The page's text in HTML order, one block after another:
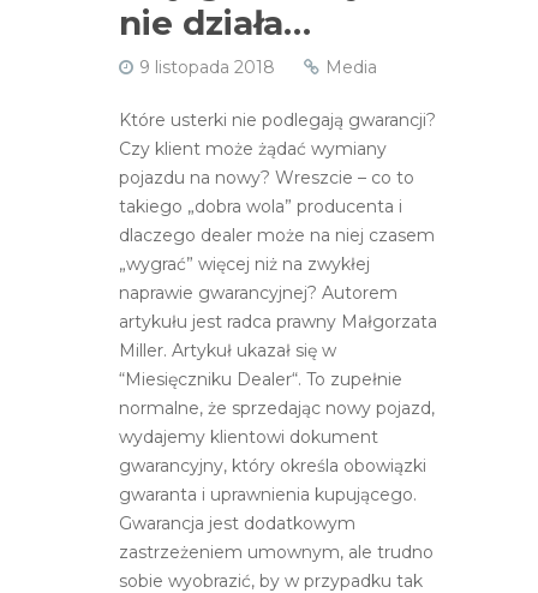
nie działa…
9 listopada 2018 Media
Które usterki nie podlegają gwarancji?
Czy klient może żądać wymiany
pojazdu na nowy? Wreszcie – co to
takiego „dobra wola” producenta i
dlaczego dealer może na niej czasem
„wygrać” więcej niż na zwykłej
naprawie gwarancyjnej? Autorem
artykułu jest radca prawny Małgorzata
Miller. Artykuł ukazał się w
“Miesięczniku Dealer“. To zupełnie
normalne, że sprzedając nowy pojazd,
wydajemy klientowi dokument
gwarancyjny, który określa obowiązki
gwaranta i uprawnienia kupującego.
Gwarancja jest dodatkowym
zastrzeżeniem umownym, ale trudno
sobie wyobrazić, by w przypadku tak